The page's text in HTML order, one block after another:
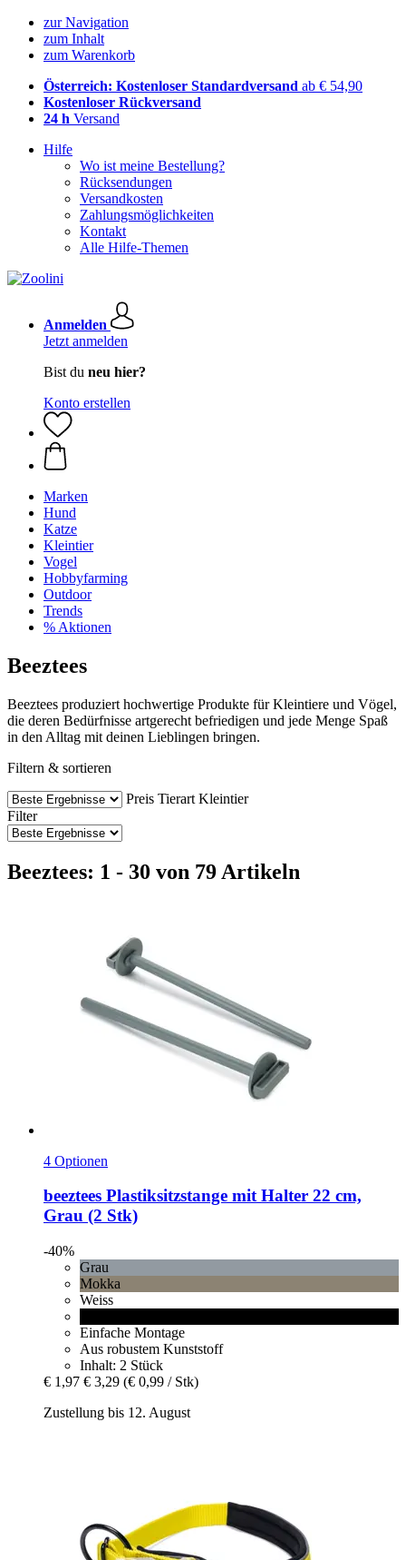
zur Navigation
zum Inhalt
zum Warenkorb
Österreich: Kostenloser Standardversand ab € 54,90
Kostenloser Rückversand
24 h Versand
Hilfe
Wo ist meine Bestellung?
Rücksendungen
Versandkosten
Zahlungsmöglichkeiten
Kontakt
Alle Hilfe-Themen
Anmelden
Jetzt anmelden
Bist du neu hier?
Konto erstellen
Marken
Hund
Katze
Kleintier
Vogel
Hobbyfarming
Outdoor
Trends
% Aktionen
Beeztees
Beeztees produziert hochwertige Produkte für Kleintiere und Vögel,
die deren Bedürfnisse artgerecht befriedigen und jede Menge Spaß
in den Alltag mit deinen Lieblingen bringen.
Filtern & sortieren
Preis Tierart Kleintier
Filter
Beeztees: 1 - 30 von 79 Artikeln
4 Optionen
beeztees Plastiksitzstange mit Halter 22 cm,
Grau (2 Stk)
-40%
Grau
Mokka
Weiss
Einfache Montage
Aus robustem Kunststoff
Inhalt: 2 Stück
€ 1,97 € 3,29 (€ 0,99 / Stk)
Zustellung bis 12. August